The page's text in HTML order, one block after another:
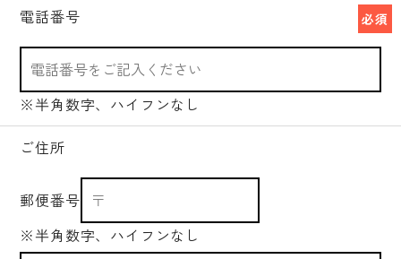
電話番号 必須
※半角数字、ハイフンなし
ご住所
郵便番号
※半角数字、ハイフンなし